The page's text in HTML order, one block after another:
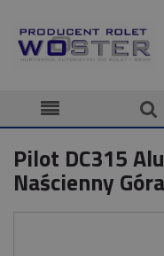
Pilot DC315
Naścienny